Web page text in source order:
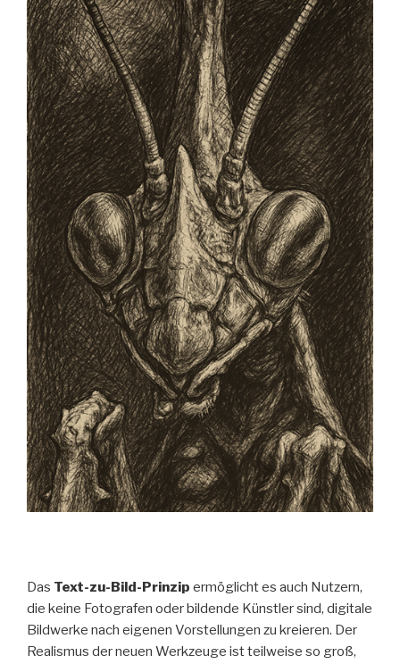
Das Text-zu-Bild-Prinzip ermöglicht es auch Nutzern,
die keine Fotografen oder bildende Künstler sind, digitale
Bildwerke nach eigenen Vorstellungen zu kreieren. Der
Realismus der neuen Werkzeuge ist teilweise so groß,